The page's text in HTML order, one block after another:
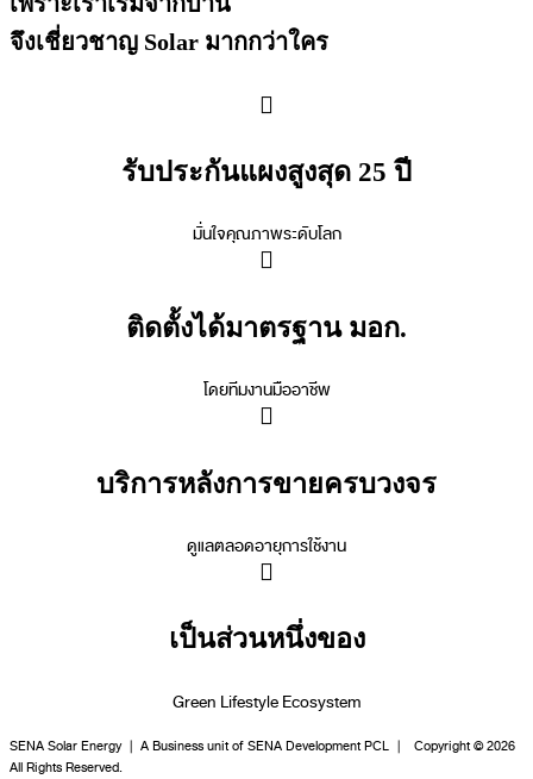
จึงเชี่ยวชาญ Solar มากกว่าใคร
รับประกันแผงสูงสุด 25 ปี
มั่นใจคุณภาพระดับโลก
ติดตั้งได้มาตรฐาน มอก.
โดยทีมงานมืออาชีพ
บริการหลังการขายครบวงจร
ดูแลตลอดอายุการใช้งาน
เป็นส่วนหนึ่งของ
Green Lifestyle Ecosystem
SENA Solar Energy | A Business unit of SENA Development PCL | Copyright © 2026
All Rights Reserved.